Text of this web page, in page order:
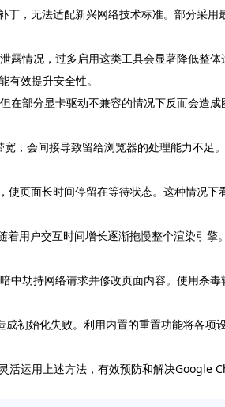
，无法适配新兴网络技术标准。部分采
情况，过多启用这类工具会显著降低整
效提升安全性。
部分显卡驱动不兼容的情况下反而会造
，会间接导致留给浏览器的处理能力不足
页面长时间停留在等待状态。这种情况
用户交互时间增长逐渐拖慢整个渲染引
劫持网络请求并修改页面内容。使用杀
初始化失败。利用内置的重置功能将各
运用上述方法，有效预防和解决Google